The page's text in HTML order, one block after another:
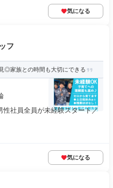
気になる
フ
◎家族との時間も大切にできる
社員全員が未経験スタート／
気になる